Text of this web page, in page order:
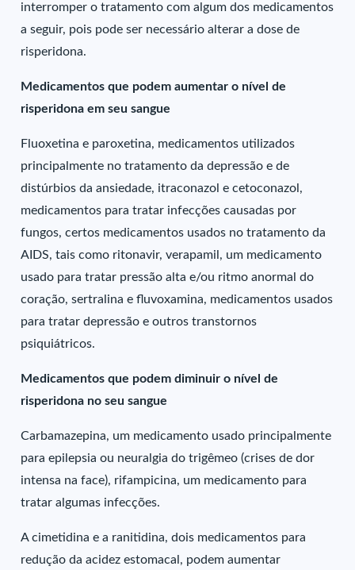
interromper o tratamento com algum dos medicamentos
a seguir, pois pode ser necessário alterar a dose de
risperidona.
Medicamentos que podem aumentar o nível de
risperidona em seu sangue
Fluoxetina e paroxetina, medicamentos utilizados
principalmente no tratamento da depressão e de
distúrbios da ansiedade, itraconazol e cetoconazol,
medicamentos para tratar infecções causadas por
fungos, certos medicamentos usados no tratamento da
AIDS, tais como ritonavir, verapamil, um medicamento
usado para tratar pressão alta e/ou ritmo anormal do
coração, sertralina e fluvoxamina, medicamentos usados
para tratar depressão e outros transtornos
psiquiátricos.
Medicamentos que podem diminuir o nível de
risperidona no seu sangue
Carbamazepina, um medicamento usado principalmente
para epilepsia ou neuralgia do trigêmeo (crises de dor
intensa na face), rifampicina, um medicamento para
tratar algumas infecções.
A cimetidina e a ranitidina, dois medicamentos para
redução da acidez estomacal, podem aumentar